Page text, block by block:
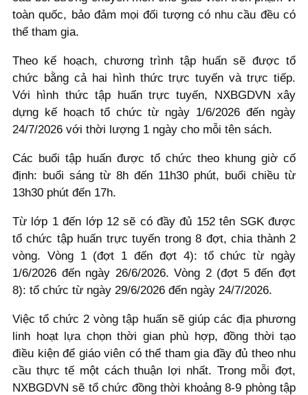
toàn quốc, bảo đảm mọi đối tượng có nhu cầu đều có
thể tham gia.
Theo kế hoạch, chương trình tập huấn sẽ được tổ
chức bằng cả hai hình thức trực tuyến và trực tiếp.
Với hình thức tập huấn trực tuyến, NXBGDVN xây
dựng kế hoạch tổ chức từ ngày 1/6/2026 đến ngày
24/7/2026 với thời lượng 1 ngày cho mỗi tên sách.
Các buổi tập huấn được tổ chức theo khung giờ cố
định: buổi sáng từ 8h đến 11h30 phút, buổi chiều từ
13h30 phút đến 17h.
Từ lớp 1 đến lớp 12 sẽ có đầy đủ 152 tên SGK được
tổ chức tập huấn trực tuyến trong 8 đợt, chia thành 2
vòng. Vòng 1 (đợt 1 đến đợt 4): tổ chức từ ngày
1/6/2026 đến ngày 26/6/2026. Vòng 2 (đợt 5 đến đợt
8): tổ chức từ ngày 29/6/2026 đến ngày 24/7/2026.
Việc tổ chức 2 vòng tập huấn sẽ giúp các địa phương
linh hoạt lựa chọn thời gian phù hợp, đồng thời tạo
điều kiện để giáo viên có thể tham gia đầy đủ theo nhu
cầu thực tế một cách thuận lợi nhất. Trong mỗi đợt,
NXBGDVN sẽ tổ chức đồng thời khoảng 8-9 phòng tập